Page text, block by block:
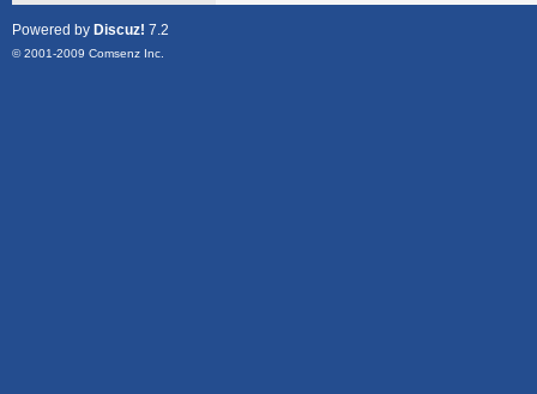
Powered by Discuz! 7.2
© 2001-2009 Comsenz Inc.